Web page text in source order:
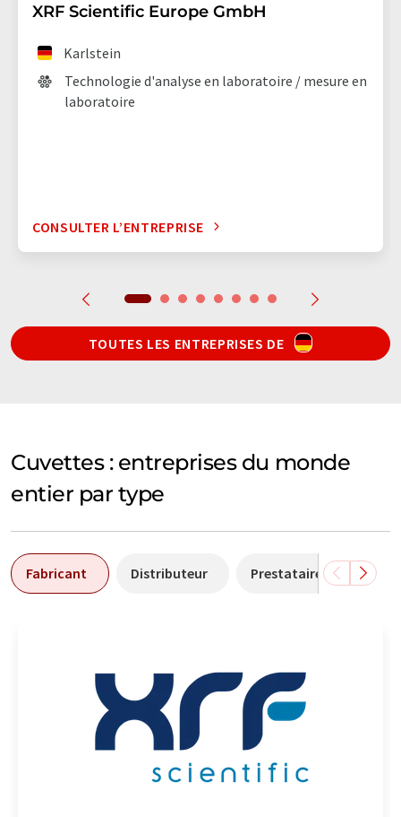
XRF Scientific Europe GmbH
Karlstein
Technologie d'analyse en laboratoire / mesure en
laboratoire
CONSULTER L’ENTREPRISE
TOUTES LES ENTREPRISES DE
Cuvettes : entreprises du monde
entier par type
Fabricant Distributeur Prestataire de services